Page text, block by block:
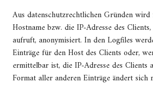
Aus datenschutzrechtlichen Gründen
Hostname bzw. die IP-Adresse des
aufruft, anonymisiert. In den Logfiles
Einträge für den Host des Clients oder,
ermittelbar ist, die IP-Adresse des Clients
Format aller anderen Einträge ändert sich